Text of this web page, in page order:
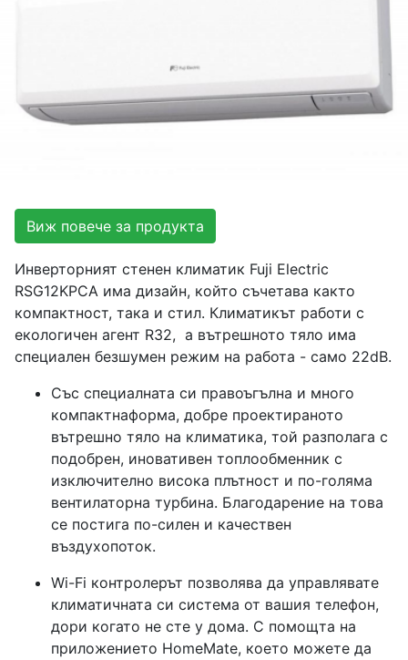
Виж повече за продукта
Инверторният стенен климатик Fuji Electric
RSG12KPCA има дизайн, който съчетава както
компактност, така и стил. Климатикът работи с
екологичен агент R32, а вътрешното тяло има
специален безшумен режим на работа - само 22dB.
Със специалната си правоъгълна и много
компактнаформа, добре проектираното
вътрешно тяло на климатика, той разполага с
подобрен, иновативен топлообменник с
изключително висока плътност и по-голяма
вентилаторна турбина. Благодарение на това
се постига по-силен и качествен
въздухопоток.
Wi-Fi контролерът позволява да управлявате
климатичната си система от вашия телефон,
дори когато не сте у дома. С помощта на
приложението HomeMate, което можете да